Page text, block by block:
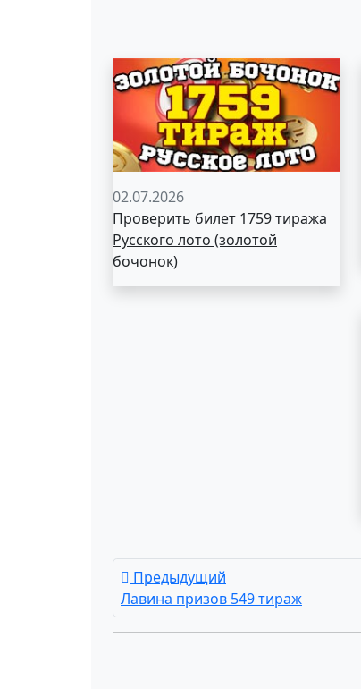
02.07.2026
Проверить билет 1759 тиража
Русского лото (золотой
бочонок)
Предыдущий
Лавина призов 549 тираж